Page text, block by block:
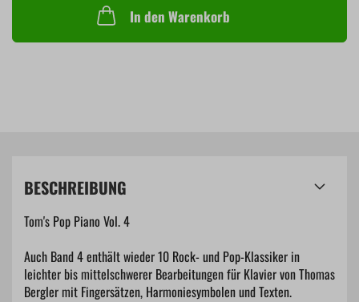
In den Warenkorb
BESCHREIBUNG
Tom's Pop Piano Vol. 4
Auch Band 4 enthält wieder 10 Rock- und Pop-Klassiker in
leichter bis mittelschwerer Bearbeitungen für Klavier von Thomas
Bergler mit Fingersätzen, Harmoniesymbolen und Texten.